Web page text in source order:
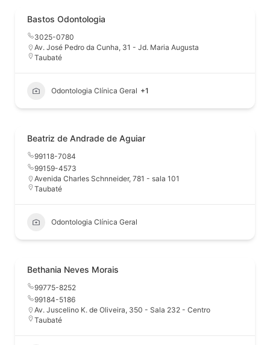
Bastos Odontologia
3025-0780
Av. José Pedro da Cunha, 31 - Jd. Maria Augusta
Taubaté
Odontologia Clínica Geral +1
Beatriz de Andrade de Aguiar
99118-7084
99159-4573
Avenida Charles Schnneider, 781 - sala 101
Taubaté
Odontologia Clínica Geral
Bethania Neves Morais
99775-8252
99184-5186
Av. Juscelino K. de Oliveira, 350 - Sala 232 - Centro
Taubaté